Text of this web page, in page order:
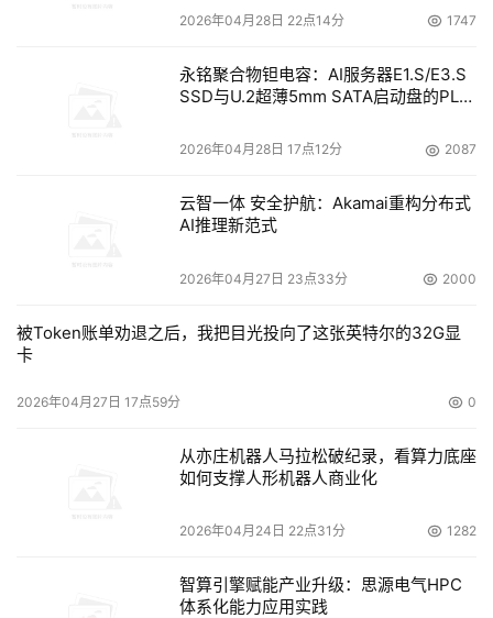
2026年04月28日 22点14分 1747
永铭聚合物钽电容：AI服务器E1.S/E3.S
SSD与U.2超薄5mm SATA启动盘的PLP
2026年04月28日 17点12分 2087
云智一体 安全护航：Akamai重构分布式
AI推理新范式
2026年04月27日 23点33分 2000
被Token账单劝退之后，我把目光投向了这张英特尔的32G显
卡
2026年04月27日 17点59分 0
从亦庄机器人马拉松破纪录，看算力底座
如何支撑人形机器人商业化
2026年04月24日 22点31分 1282
智算引擎赋能产业升级：思源电气HPC
体系化能力应用实践